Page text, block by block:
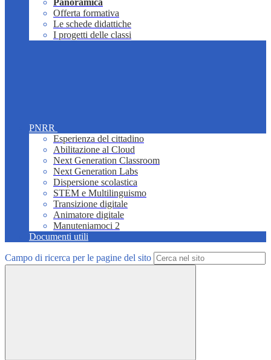
Panoramica
Offerta formativa
Le schede didattiche
I progetti delle classi
PNRR
Esperienza del cittadino
Abilitazione al Cloud
Next Generation Classroom
Next Generation Labs
Dispersione scolastica
STEM e Multilinguismo
Transizione digitale
Animatore digitale
Manuteniamoci 2
Documenti utili
Campo di ricerca per le pagine del sito